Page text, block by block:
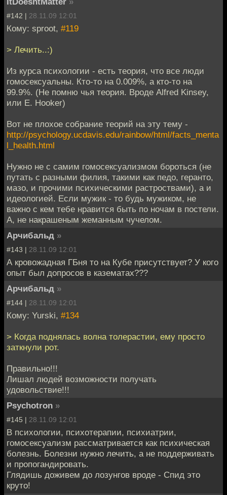
#142 | 28.11.09 12:01
Кому: sproot, #119
> Лечить..:)
Из курса психологии - есть теория, что все люди
гомосексуальны. Кто-то на 0.009%, а кто-то на
99.9%. (Не помню чья теория. Вроде Alfred Kinsey,
или E. Hooker)
Вот не плохое собрание теорий на эту тему -
http://psychology.ucdavis.edu/rainbow/html/facts_menta
l_health.html
Нужно не с самим гомосексуализмом бороться (не
путать с разными филия, такими как педо, геранто,
мазо, и прочими психическими растроствами), а и
идеологией. Если мужик - то будь мужиком, не
важно с кем тебе нравится быть по ночам в постели.
А, не накрашеным жеманным чучелом.
Арчибальд »
#143 | 28.11.09 12:01
А кровожадная ГБня то на Кубе присутствует? У кого
опыт был допросов в казематах???
Арчибальд »
#144 | 28.11.09 12:01
Кому: Yurski, #134
> Когда поднялась волна толерастии, ему просто
заткнули рот.
Правильно!!!
Лишал людей возможности получать
удовольствие!!!
Psychotron »
#145 | 28.11.09 12:01
В психологии, психотерапии, психиатрии,
гомосексуализм рассматривается как психическая
болезнь. Болезни нужно лечить, а не поддерживать
и пропогандировать.
Глядишь доживем до лозунгов вроде - Спид это
круто!